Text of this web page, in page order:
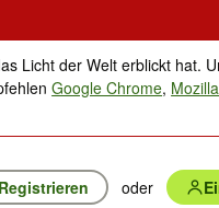
Licht der Welt erblickt hat.
Google Chrome,
Registrieren oder